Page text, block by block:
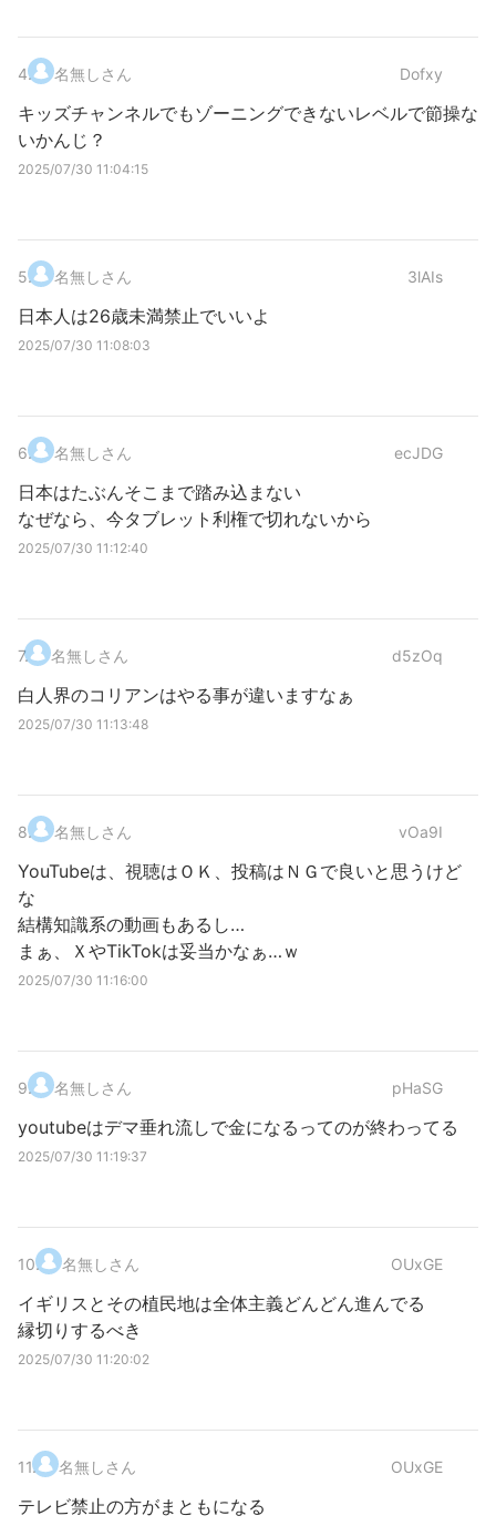
4. 名無しさん Dofxy
キッズチャンネルでもゾーニングできないレベルで節操な
いかんじ？
2025/07/30 11:04:15
5. 名無しさん 3lAIs
日本人は26歳未満禁止でいいよ
2025/07/30 11:08:03
6. 名無しさん ecJDG
日本はたぶんそこまで踏み込まない
なぜなら、今タブレット利権で切れないから
2025/07/30 11:12:40
7. 名無しさん d5zOq
白人界のコリアンはやる事が違いますなぁ
2025/07/30 11:13:48
8. 名無しさん vOa9I
YouTubeは、視聴はＯＫ、投稿はＮＧで良いと思うけど
な
結構知識系の動画もあるし…
まぁ、ＸやTikTokは妥当かなぁ…ｗ
2025/07/30 11:16:00
9. 名無しさん pHaSG
youtubeはデマ垂れ流しで金になるってのが終わってる
2025/07/30 11:19:37
10. 名無しさん OUxGE
イギリスとその植民地は全体主義どんどん進んでる
縁切りするべき
2025/07/30 11:20:02
11. 名無しさん OUxGE
テレビ禁止の方がまともになる